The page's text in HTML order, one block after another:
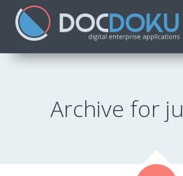
Archive for